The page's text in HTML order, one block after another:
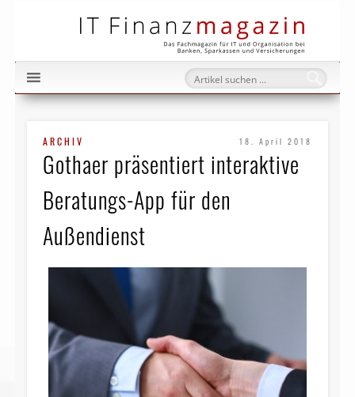
ARCHIV 18. April 2018
Gothaer präsentiert interaktive
Beratungs-App für den
Außendienst